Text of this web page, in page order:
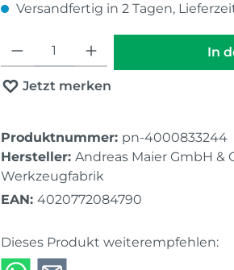
Versandfertig in 2 Tagen,
Produkt Anzahl: Gib den gewünschten
In
Jetzt merken
Produktnummer: pn-4000833244
Hersteller: Andreas Maier GmbH &
Werkzeugfabrik
EAN: 4020772084790
Dieses Produkt weiterempfehlen: